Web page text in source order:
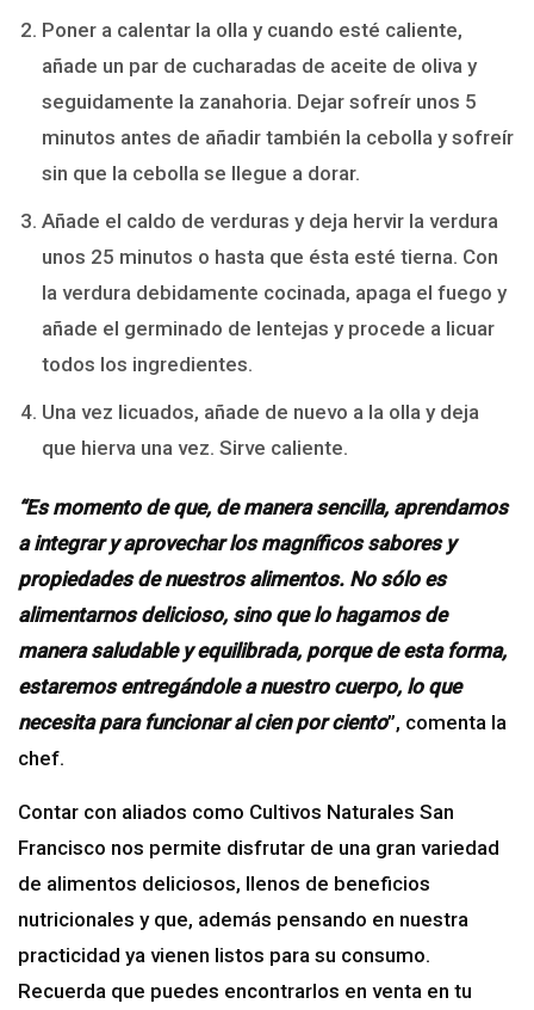
Poner a calentar la olla y cuando esté caliente,
añade un par de cucharadas de aceite de oliva y
seguidamente la zanahoria. Dejar sofreír unos 5
minutos antes de añadir también la cebolla y sofreír
sin que la cebolla se llegue a dorar.
Añade el caldo de verduras y deja hervir la verdura
unos 25 minutos o hasta que ésta esté tierna. Con
la verdura debidamente cocinada, apaga el fuego y
añade el germinado de lentejas y procede a licuar
todos los ingredientes.
Una vez licuados, añade de nuevo a la olla y deja
que hierva una vez. Sirve caliente.
“Es momento de que, de manera sencilla, aprendamos
a integrar y aprovechar los magníficos sabores y
propiedades de nuestros alimentos. No sólo es
alimentarnos delicioso, sino que lo hagamos de
manera saludable y equilibrada, porque de esta forma,
estaremos entregándole a nuestro cuerpo, lo que
necesita para funcionar al cien por ciento”, comenta la
chef.
Contar con aliados como Cultivos Naturales San
Francisco nos permite disfrutar de una gran variedad
de alimentos deliciosos, llenos de beneficios
nutricionales y que, además pensando en nuestra
practicidad ya vienen listos para su consumo.
Recuerda que puedes encontrarlos en venta en tu